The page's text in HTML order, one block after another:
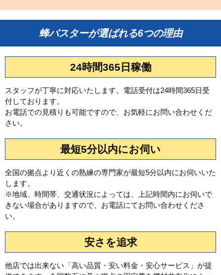
蜂バスターが選ばれる6つの理由
24時間365日稼働
スタッフが丁寧に対応いたします。電話受付は24時間365日受
付しております。
お電話での見積りも可能ですので、お気軽にお問い合わせくだ
さい。
最短5分以内にお伺い
全国の拠点より近くの熟練の専門家が最短5分以内にお伺いいた
します。
※地域、時間帯、交通状況によっては、上記時間内にお伺いで
きない場合がありますので、お電話にてお問い合わせくださ
い。
安さを追求
他店では出来ない「高い品質・安い料金・安心サービス」が提